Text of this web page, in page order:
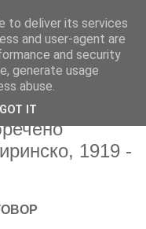
1919 -
to deliver its services
and user-agent are
and security
generate usage
abuse.
GOT IT